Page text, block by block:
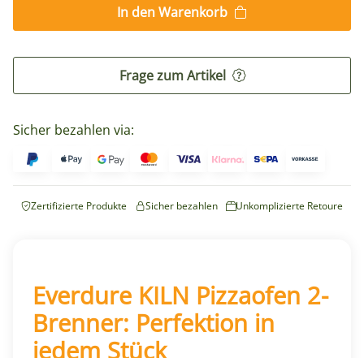
In den Warenkorb
Frage zum Artikel
Sicher bezahlen via:
Zertifizierte Produkte Sicher bezahlen Unkomplizierte Retoure
Everdure KILN Pizzaofen 2-
Brenner: Perfektion in
jedem Stück